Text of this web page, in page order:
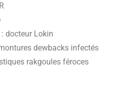
: docteur Lokin
dewbacks infectés
rakgoules féroces